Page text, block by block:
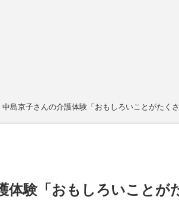
中島京子さんの介護体験「おもしろいことがたくさ
体験「おもしろいことが